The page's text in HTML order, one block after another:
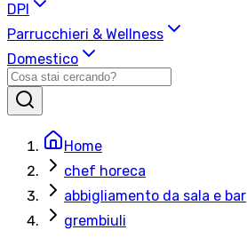
DPI
Parrucchieri & Wellness
Domestico
Home
chef horeca
abbigliamento da sala e bar
grembiuli